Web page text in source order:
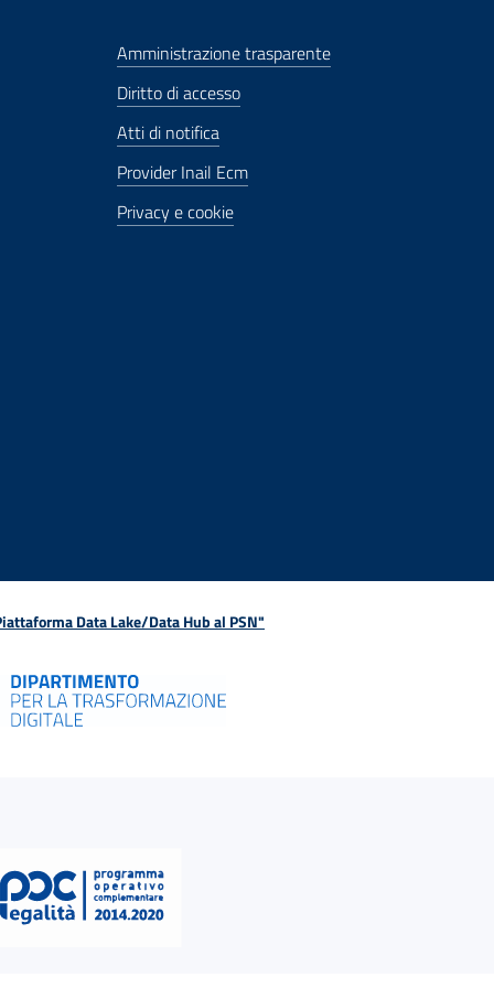
Amministrazione trasparente
Diritto di accesso
Atti di notifica
Provider Inail Ecm
Privacy e cookie
Data Lake/Data Hub al PSN"